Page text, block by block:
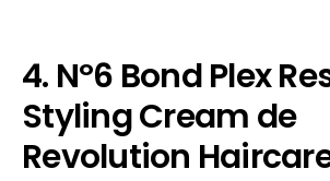
4. Nº6 Bond Plex
Styling Cream de
Revolution